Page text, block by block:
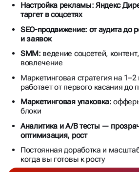
Настройка рекламы: Яндекс
таргет в соцсетях
SEO-продвижение: от аудита до
и заявок
SMM: ведение соцсетей,
вовлечение
Маркетинговая стратегия на 1–2
работает от первого касания до
Маркетинговая упаковка:
блоки
Аналитика и A/B тесты —
оптимизация, рост
Постоянная доработка и
когда вы готовы к росту